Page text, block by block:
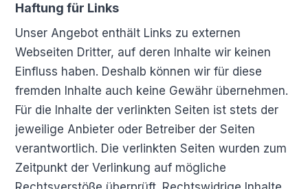
Haftung für Links
Unser Angebot enthält Links zu externen
Webseiten Dritter, auf deren Inhalte wir keinen
Einfluss haben. Deshalb können wir für diese
fremden Inhalte auch keine Gewähr übernehmen.
Für die Inhalte der verlinkten Seiten ist stets der
jeweilige Anbieter oder Betreiber der Seiten
verantwortlich. Die verlinkten Seiten wurden zum
Zeitpunkt der Verlinkung auf mögliche